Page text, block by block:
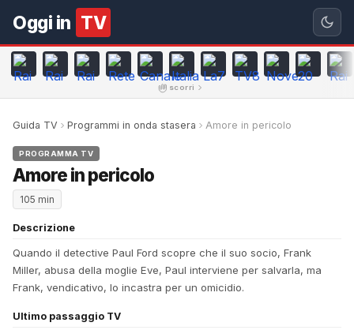
Oggi in TV
scorri
Guida TV Programmi in onda stasera Amore in pericolo
PROGRAMMA TV
Amore in pericolo
105 min
Descrizione
Quando il detective Paul Ford scopre che il suo socio, Frank
Miller, abusa della moglie Eve, Paul interviene per salvarla, ma
Frank, vendicativo, lo incastra per un omicidio.
Ultimo passaggio TV